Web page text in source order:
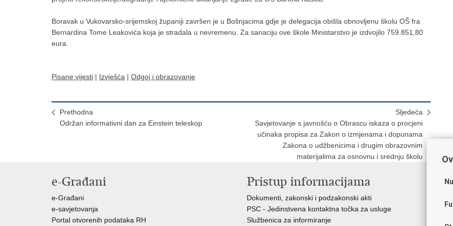
Boravak u Vukovarsko-srijemskoj županiji završen je u Bošnjacima gdje je delegacija obišla obnovljenu školu OŠ fra
Bernardina Tome Leakovića koja je stradala u nevremenu. Za sanaciju ove škole Ministarstvo je izdvojilo 759.851,80
eura.
Pisane vijesti | Izvješća | Odgoj i obrazovanje
Prethodna
Održan informativni dan za Einstein teleskop
Sljedeća
Savjetovanje s javnošću o Obrascu iskaza o procjeni
učinaka propisa za Zakon o izmjenama i dopunama
Zakona o udžbenicima i drugim obrazovnim
materijalima za osnovnu i srednju školu
e-Građani
e-Građani
e-savjetovanja
Portal otvorenih podataka RH
Pristup informacijama
Dokumenti, zakonski i podzakonski akti
PSC - Jedinstvena kontaktna točka za usluge
Službenica za informiranje